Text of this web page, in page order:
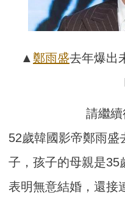
▲ 鄭雨盛去年爆出
請繼
52歲韓國影帝鄭雨盛
子，孩子的母親是35
表明無意結婚，還接